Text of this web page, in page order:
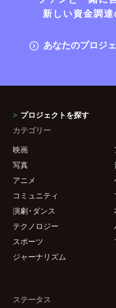
新しい資金調
あなたのプロジ
プロジェクトを探す
カテゴリー
映画
写真
アニメ
コミュニティ
演劇・ダンス
テクノロジー
スポーツ
ジャーナリズム
ステータス